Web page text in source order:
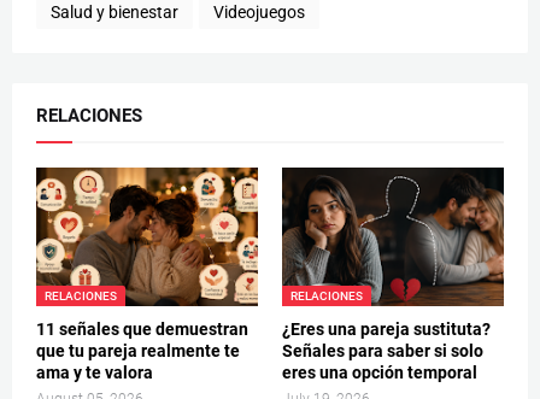
Salud y bienestar Videojuegos
RELACIONES
RELACIONES
11 señales que demuestran
que tu pareja realmente te
ama y te valora
RELACIONES
¿Eres una pareja sustituta?
Señales para saber si solo
eres una opción temporal